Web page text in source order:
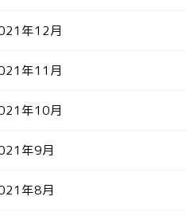
年12月
年11月
年10月
年9月
年8月